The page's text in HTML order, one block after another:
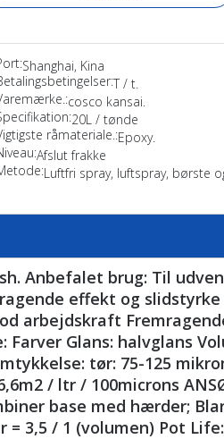
Shanghai, Kina
T / t.
cosco kansai.
20L / tønde
råmateriale.:Epoxy.
Afslut frakke
Luftfri spray, luftspray, børste
Anbefalet brug: Til
effekt og
arbejdskraft
Farver Glans: halvglans
tør: 75-125
/ ltr / 100microns
base med hærder;
3,5 / 1 (volumen) Pot Life: